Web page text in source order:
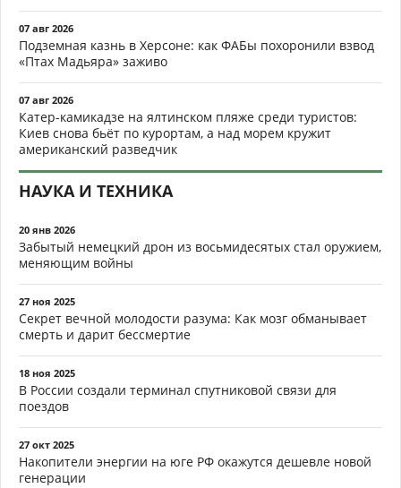
07 авг 2026
Подземная казнь в Херсоне: как ФАБы похоронили взвод
«Птах Мадьяра» заживо
07 авг 2026
Катер-камикадзе на ялтинском пляже среди туристов:
Киев снова бьёт по курортам, а над морем кружит
американский разведчик
НАУКА И ТЕХНИКА
20 янв 2026
Забытый немецкий дрон из восьмидесятых стал оружием,
меняющим войны
27 ноя 2025
Секрет вечной молодости разума: Как мозг обманывает
смерть и дарит бессмертие
18 ноя 2025
В России создали терминал спутниковой связи для
поездов
27 окт 2025
Накопители энергии на юге РФ окажутся дешевле новой
генерации